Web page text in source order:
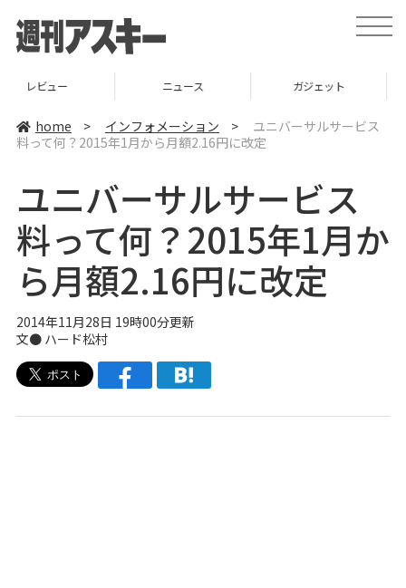
t
o
v
ニュース ガジェット ゲーム
home > インフォメーション >
ユニバーサルサービス
料って何？2015年1月から月額2.16円に改定
ユニバーサルサービス
料って何？2015年1月か
ら月額2.16円に改定
2014年11月28日 19時00分更新
文● ハード松村